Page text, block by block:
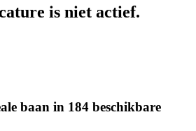
is niet actief.
baan in 184 beschikbare